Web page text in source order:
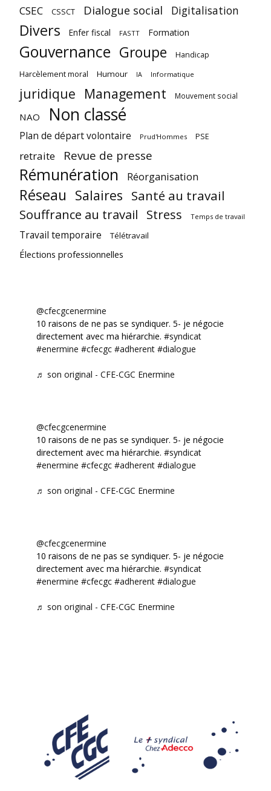
CSEC CSSCT Dialogue social Digitalisation
Divers Enfer fiscal FASTT Formation
Gouvernance Groupe Handicap
Harcèlement moral Humour IA Informatique
juridique Management Mouvement social
NAO Non classé
Plan de départ volontaire Prud'Hommes PSE
retraite Revue de presse
Rémunération Réorganisation
Réseau Salaires Santé au travail
Souffrance au travail Stress Temps de travail
Travail temporaire Télétravail
Élections professionnelles
@cfecgcenermine
10 raisons de ne pas se syndiquer. 5- je négocie
directement avec ma hiérarchie. #syndicat
#enermine #cfecgc #adherent #dialogue
♬ son original - CFE-CGC Enermine
@cfecgcenermine
10 raisons de ne pas se syndiquer. 5- je négocie
directement avec ma hiérarchie. #syndicat
#enermine #cfecgc #adherent #dialogue
♬ son original - CFE-CGC Enermine
@cfecgcenermine
10 raisons de ne pas se syndiquer. 5- je négocie
directement avec ma hiérarchie. #syndicat
#enermine #cfecgc #adherent #dialogue
♬ son original - CFE-CGC Enermine